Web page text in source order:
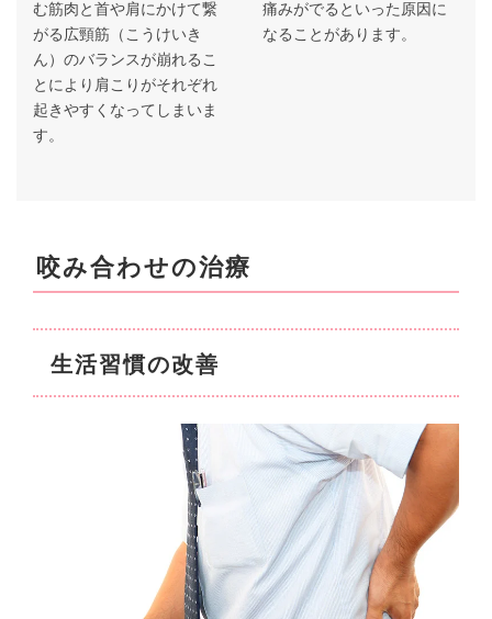
む筋肉と首や肩にかけて繋
がる広頸筋（こうけいき
ん）のバランスが崩れるこ
とにより肩こりがそれぞれ
起きやすくなってしまいま
す。
痛みがでるといった原因に
なることがあります。
咬み合わせの治療
生活習慣の改善